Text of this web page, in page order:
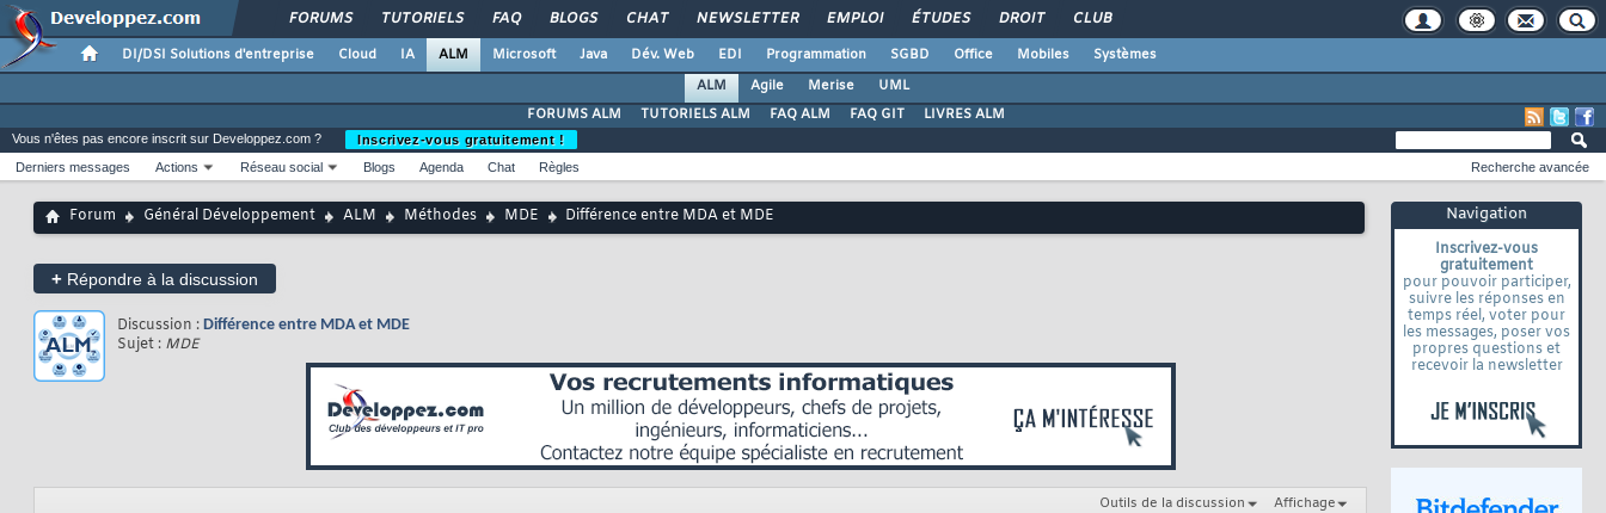
FORUMS TUTORIELS FAQ BLOGS CHAT NEWSLETTER EMPLOI ÉTUDES DROIT CLUB
DI/DSI Solutions d'entreprise Cloud IA ALM Microsoft Java Dév. Web EDI Programmation SGBD Office Mobiles
Systèmes
ALM
Agile Merise
UML
FORUMS ALM
TUTORIELS ALM FAQ ALM FAQ GIT LIVRES ALM
Navigation
Inscrivez-vous
gratuitement
pour pouvoir participer,
suivre les réponses en
temps réel, voter pour
les messages, poser vos
propres questions et
recevoir la newsletter
Vous n'êtes pas encore inscrit sur Developpez.com ?
Inscrivez-vous gratuitement !
Derniers messages
Actions Réseau social Blogs Agenda Chat Règles Recherche avancée
Forum Général Développement ALM Méthodes MDE Différence entre MDA et MDE
+ Répondre à la discussion
Discussion : Différence entre MDA et MDE
Sujet : MDE
Outils de la discussion Affichage